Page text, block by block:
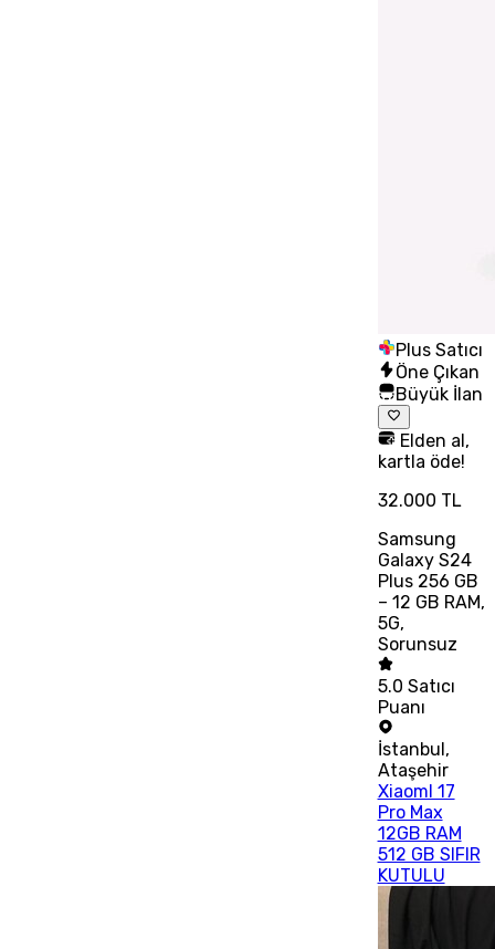
Plus Satıcı
Öne Çıkan
Büyük İlan
Elden al,
kartla öde!
32.000 TL
Samsung
Galaxy S24
Plus 256 GB
– 12 GB RAM,
5G,
Sorunsuz
5.0 Satıcı
Puanı
İstanbul ,
Ataşehir
XiaomI 17
Pro Max
12GB RAM
512 GB SIFIR
KUTULU